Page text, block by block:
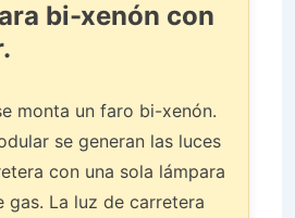
bi-xenón con
monta un faro bi-xenón.
se generan las luces
con una sola lámpara
gas. La luz de carretera